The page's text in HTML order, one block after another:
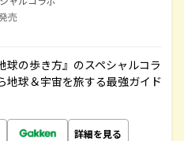
売
の歩き方』のスペシャルコラ
地球＆宇宙を旅する最強ガイド
詳細を見る